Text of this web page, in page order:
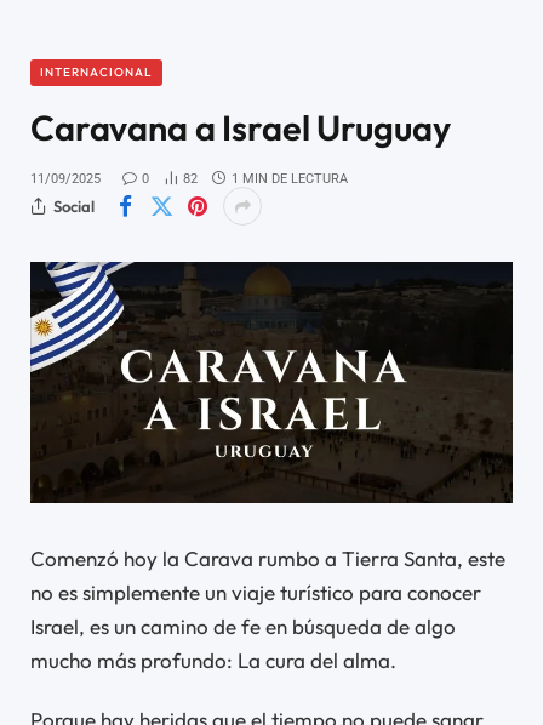
INTERNACIONAL
Caravana a Israel Uruguay
11/09/2025 0 82 1 MIN DE LECTURA
Social
Comenzó hoy la Carava rumbo a Tierra Santa, este
no es simplemente un viaje turístico para conocer
Israel, es un camino de fe en búsqueda de algo
mucho más profundo: La cura del alma.
Porque hay heridas que el tiempo no puede sanar…